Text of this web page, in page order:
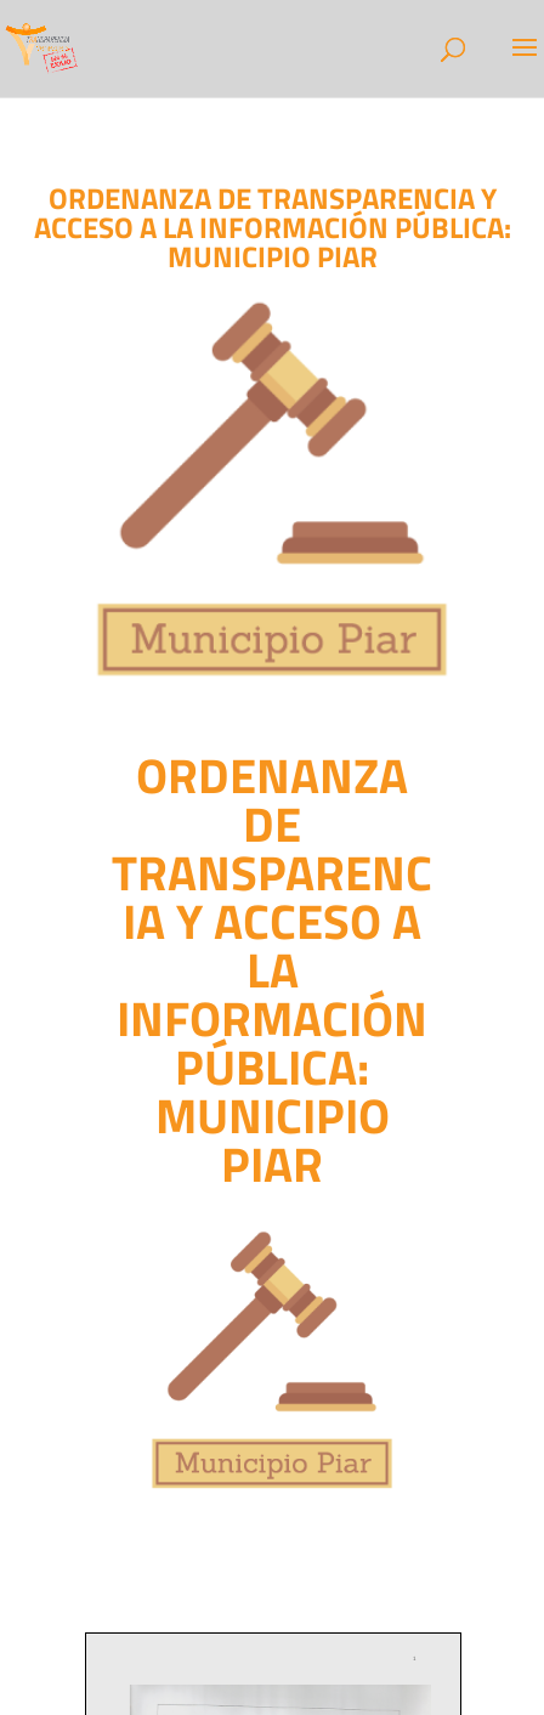
ORDENANZA DE TRANSPARENCIA Y
ACCESO A LA INFORMACIÓN PÚBLICA:
MUNICIPIO PIAR
ORDENANZA
DE
TRANSPARENC
IA Y ACCESO A
LA
INFORMACIÓN
PÚBLICA:
MUNICIPIO
PIAR